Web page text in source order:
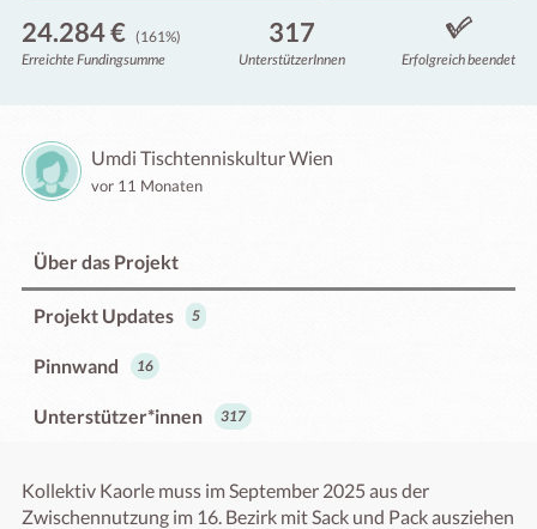
24.284 € (161%)
Erreichte Fundingsumme
317
UnterstützerInnen Erfolgreich beendet
Umdi Tischtenniskultur Wien
vor 11 Monaten
Über das Projekt
Projekt Updates 5
Pinnwand 16
Unterstützer*innen 317
Kollektiv Kaorle muss im September 2025 aus der
Zwischennutzung im 16. Bezirk mit Sack und Pack ausziehen